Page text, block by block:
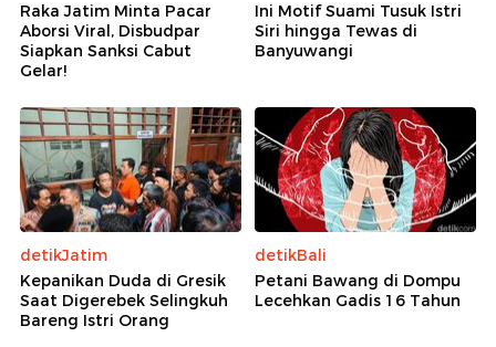
Raka Jatim Minta Pacar
Aborsi Viral, Disbudpar
Siapkan Sanksi Cabut
Gelar!
Ini Motif Suami Tusuk Istri
Siri hingga Tewas di
Banyuwangi
detikJatim
Kepanikan Duda di Gresik
Saat Digerebek Selingkuh
Bareng Istri Orang
detikBali
Petani Bawang di Dompu
Lecehkan Gadis 16 Tahun